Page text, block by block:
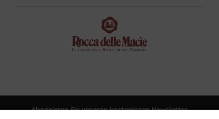
Abonnieren Sie unseren kostenlosen Newsletter